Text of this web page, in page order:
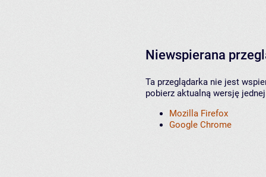
Niewspierana
Ta przeglądarka nie jest
pobierz aktualną wersję
Mozilla Firefox
Google Chrome